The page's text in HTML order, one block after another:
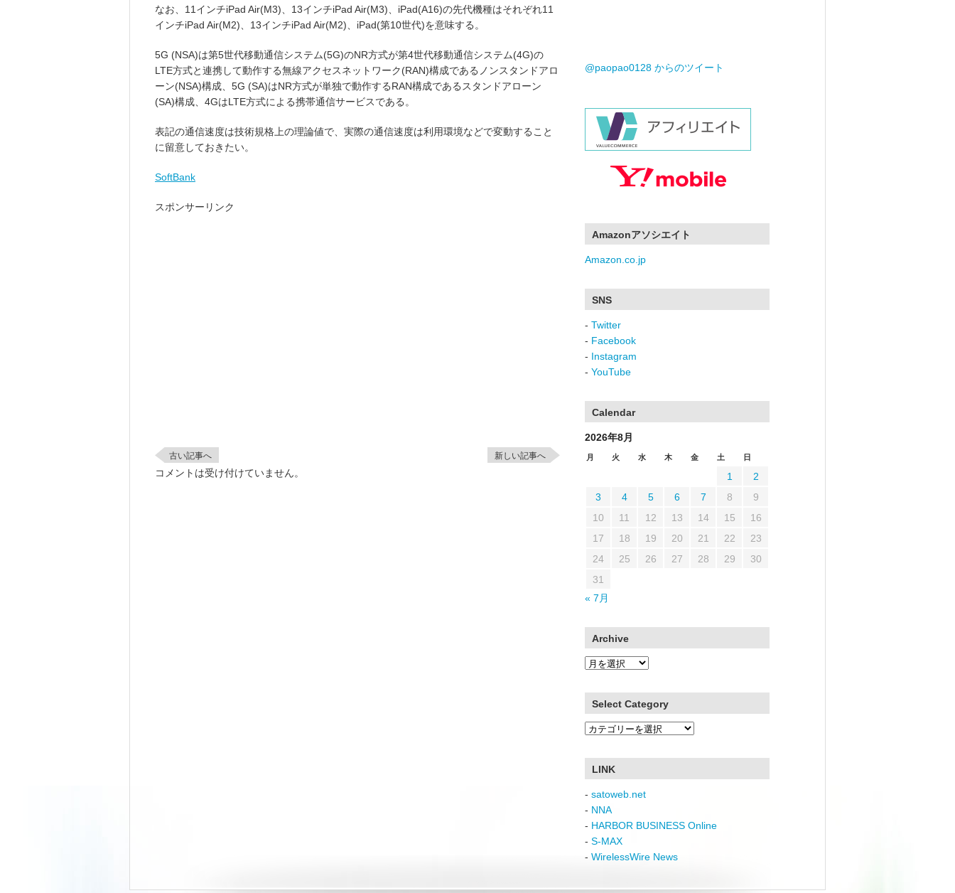
なお、11インチiPad Air(M3)、13インチiPad Air(M3)、iPad(A16)の先代機種はそれぞれ11
インチiPad Air(M2)、13インチiPad Air(M2)、iPad(第10世代)を意味する。
5G (NSA)は第5世代移動通信システム(5G)のNR方式が第4世代移動通信システム(4G)の
LTE方式と連携して動作する無線アクセスネットワーク(RAN)構成であるノンスタンドアロ
ーン(NSA)構成、5G (SA)はNR方式が単独で動作するRAN構成であるスタンドアローン
(SA)構成、4GはLTE方式による携帯通信サービスである。
表記の通信速度は技術規格上の理論値で、実際の通信速度は利用環境などで変動すること
に留意しておきたい。
SoftBank
スポンサーリンク
古い記事へ 新しい記事へ
コメントは受け付けていません。
@paopao0128 からのツイート
Amazonアソシエイト
Amazon.co.jp
SNS
- Twitter
- Facebook
- Instagram
- YouTube
Calendar
2026年8月
月 火 水 木 金 土 日
1
2
3
4 5 6 7 8
9
10
11 12 13 14 15
16
17
18 19 20 21 22
23
24
25 26 27 28 29
30
31
« 7月
Archive
Archive
Select Category
Select
LINK
- satoweb.net
- NNA
- HARBOR BUSINESS Online
- S-MAX
- WirelessWire News